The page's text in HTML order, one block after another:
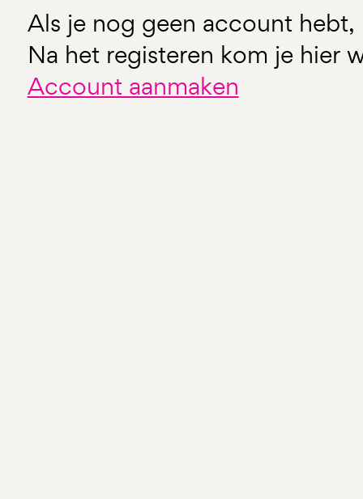
Als je nog geen account hebt,
Na het registeren kom je hier
Account aanmaken